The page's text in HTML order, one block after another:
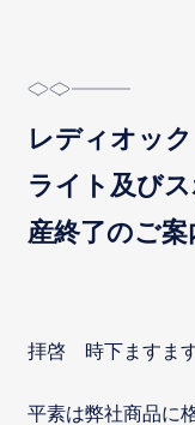
レディオッ
ライト及び
産終了のご案
拝啓 時下ますます
平素は弊社商品に